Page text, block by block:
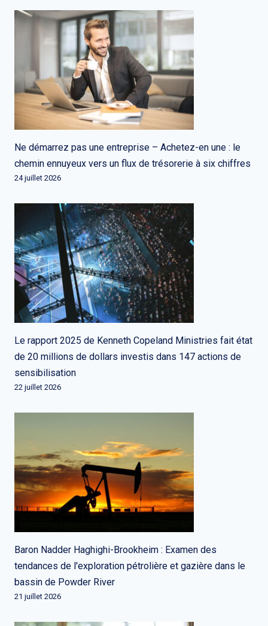
Ne démarrez pas une entreprise – Achetez-en une : le
chemin ennuyeux vers un flux de trésorerie à six chiffres
24 juillet 2026
Le rapport 2025 de Kenneth Copeland Ministries fait état
de 20 millions de dollars investis dans 147 actions de
sensibilisation
22 juillet 2026
Baron Nadder Haghighi-Brookheim : Examen des
tendances de l'exploration pétrolière et gazière dans le
bassin de Powder River
21 juillet 2026